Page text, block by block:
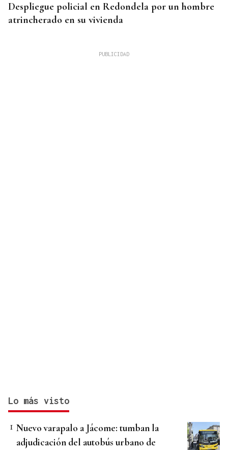
Despliegue policial en Redondela por un hombre
atrincherado en su vivienda
Lo más visto
Nuevo varapalo a Jácome: tumban la
adjudicación del autobús urbano de